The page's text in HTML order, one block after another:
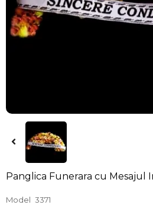
Panglica Funerara cu Mesajul
Model 3371